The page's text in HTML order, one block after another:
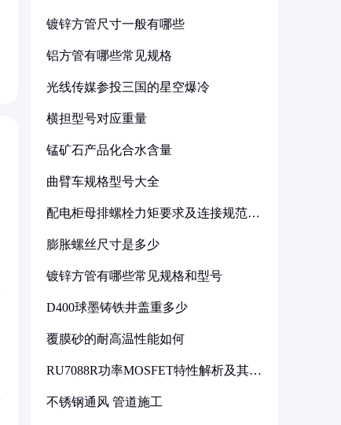
镀锌方管尺寸一般有哪些
铝方管有哪些常见规格
光线传媒参投三国的星空爆冷
横担型号对应重量
锰矿石产品化合水含量
曲臂车规格型号大全
配电柜母排螺栓力矩要求及连接规范详
膨胀螺丝尺寸是多少
镀锌方管有哪些常见规格和型号
D400球墨铸铁井盖重多少
覆膜砂的耐高温性能如何
RU7088R功率MOSFET特性解析及其在
不锈钢通风 管道施工